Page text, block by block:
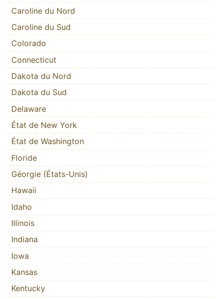
Caroline du Nord
Caroline du Sud
Colorado
Connecticut
Dakota du Nord
Dakota du Sud
Delaware
État de New York
État de Washington
Floride
Géorgie (États-Unis)
Hawaii
Idaho
Illinois
Indiana
Iowa
Kansas
Kentucky